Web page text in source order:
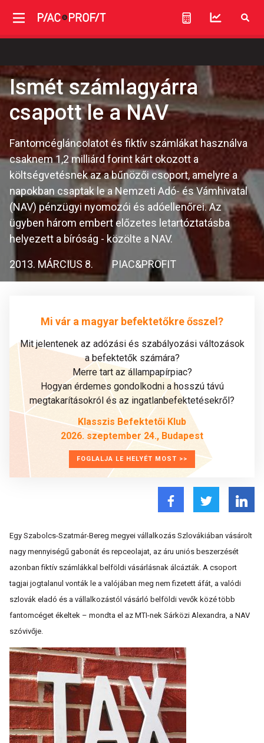
Ismét számlagyárra
csapott le a NAV
Fantomcégláncolatot és fiktív számlákat használva
csaknem 1,2 milliárd forint kárt okozott a
költségvetésnek az a bűnözői csoport, amelyre a
napokban csaptak le a Nemzeti Adó- és Vámhivatal
(NAV) pénzügyi nyomozói és adóellenőrei. Az
ügyben három embert előzetes letartóztatásba
helyezett a bíróság - közölte a NAV.
2013. MÁRCIUS 8. PIAC&PROFIT
Mi vár a magyar befektetőkre ősszel?
Mit jelentenek az adózási és szabályozási változások
a befektetők számára?
Merre tart az állampapírpiac?
Hogyan érdemes gondolkodni a hosszú távú
megtakarításokról és az ingatlanbefektetésekről?
Klasszis Befektetői Klub
2026. szeptember 24., Budapest
FOGLALJA LE HELYÉT MOST >>
Egy Szabolcs-Szatmár-Bereg megyei vállalkozás Szlovákiában vásárolt
nagy mennyiségű gabonát és repceolajat, az áru uniós beszerzését
azonban fiktív számlákkal belföldi vásárlásnak álcázták. A csoport
tagjai jogtalanul vonták le a valójában meg nem fizetett áfát, a valódi
szlovák eladó és a vállalkozástól vásárló belföldi vevők közé több
fantomcéget ékeltek – mondta el az MTI-nek Sárközi Alexandra, a NAV
szóvivője.